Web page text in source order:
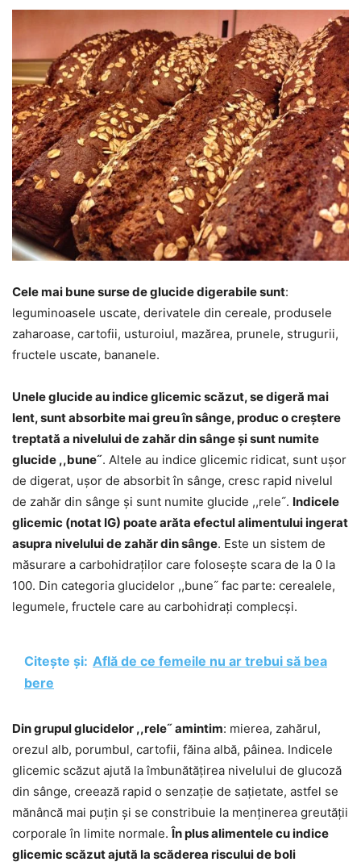
Cele mai bune surse de glucide digerabile sunt:
leguminoasele uscate, derivatele din cereale, produsele
zaharoase, cartofii, usturoiul, mazărea, prunele, strugurii,
fructele uscate, bananele.
Unele glucide au indice glicemic scăzut, se digeră mai
lent, sunt absorbite mai greu în sânge, produc o creștere
treptată a nivelului de zahăr din sânge și sunt numite
glucide ,,bune˝. Altele au indice glicemic ridicat, sunt ușor
de digerat, ușor de absorbit în sânge, cresc rapid nivelul
de zahăr din sânge și sunt numite glucide ,,rele˝. Indicele
glicemic (notat IG) poate arăta efectul alimentului ingerat
asupra nivelului de zahăr din sânge. Este un sistem de
măsurare a carbohidraților care folosește scara de la 0 la
100. Din categoria glucidelor ,,bune˝ fac parte: cerealele,
legumele, fructele care au carbohidrați complecși.
Citește și: Află de ce femeile nu ar trebui să bea
bere
Din grupul glucidelor ,,rele˝ amintim: mierea, zahărul,
orezul alb, porumbul, cartofii, făina albă, pâinea. Indicele
glicemic scăzut ajută la îmbunătățirea nivelului de glucoză
din sânge, creează rapid o senzație de sațietate, astfel se
mănâncă mai puțin și se constribuie la menținerea greutății
corporale în limite normale.În plus alimentele cu indice
glicemic scăzut ajută la scăderea riscului de boli